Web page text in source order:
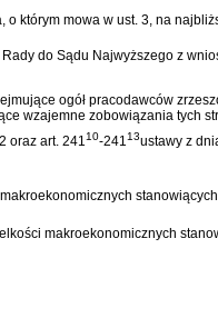
którym mowa w ust. 3, na
do Sądu Najwyższego z
ogół pracodawców
wzajemne zobowiązania tych
oraz art. 24110-24113ustawy z
makroekonomicznych